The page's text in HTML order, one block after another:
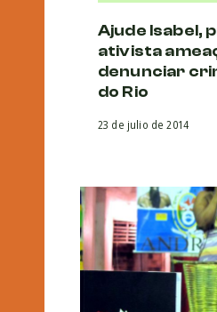
Ajude Isabel,
ativista
denunciar
do Rio
23 de julio de 2014